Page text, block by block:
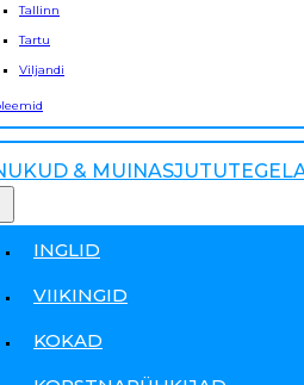
Tallinn
Tartu
Viljandi
&
INGLID
VIIKINGID
KOKAD